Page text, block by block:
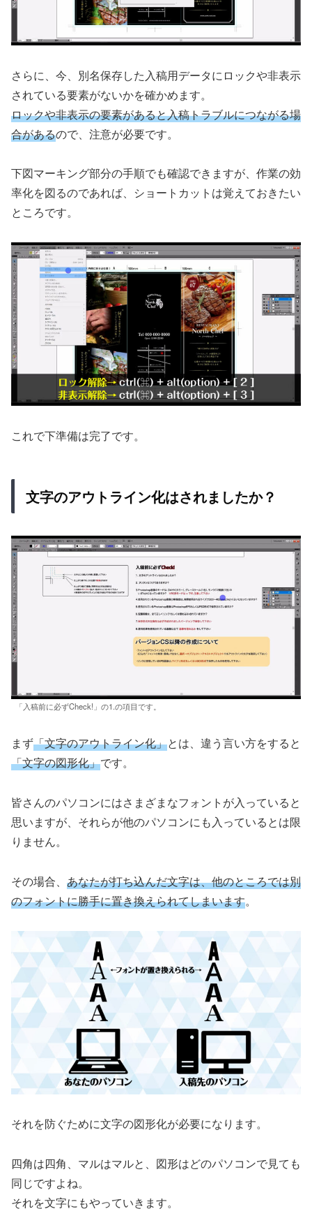
さらに、今、別名保存した入稿用データにロックや非表示
されている要素がないかを確かめます。
ロックや非表示の要素があると入稿トラブルにつながる場
合があるので、注意が必要です。
下図マーキング部分の手順でも確認できますが、作業の効
率化を図るのであれば、ショートカットは覚えておきたい
ところです。
これで下準備は完了です。
文字のアウトライン化はされましたか？
「入稿前に必ずCheck!」の1.の項目です。
まず「文字のアウトライン化」とは、違う言い方をすると
「文字の図形化」です。
皆さんのパソコンにはさまざまなフォントが入っていると
思いますが、それらが他のパソコンにも入っているとは限
りません。
その場合、 あなたが打ち込んだ文字は、他のところでは別
のフォントに勝手に置き換えられてしまいます。
それを防ぐために文字の図形化が必要になります。
四角は四角、マルはマルと、図形はどのパソコンで見ても
同じですよね。
それを文字にもやっていきます。